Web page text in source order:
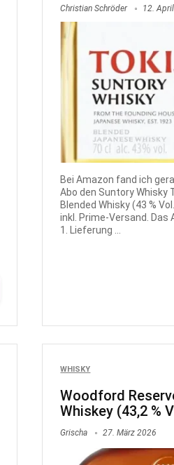
Christian Schröder 12.
Bei Amazon fand ich
Abo den Suntory Whisky
Blended Whisky (43 %
inkl. Prime-Versand. Das
1. Lieferung ...
WHISKY
Woodford
Whiskey (43,2 %
Grischa 27. März 2026
↩
Hallo,
13:09
↩
Katalin
wie löse
was
13:10
↩
müsste
VOR